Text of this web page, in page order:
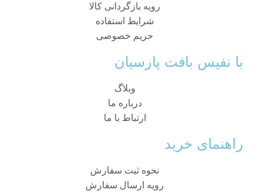
رویه بازگردانی کالا
شرایط استفاده
حریم خصوصی
با نفیس بافت پارسیان
وبلاگ
درباره ما
ارتباط با ما
راهنمای خرید
نحوه ثبت سفارش
رویه ارسال سفارش